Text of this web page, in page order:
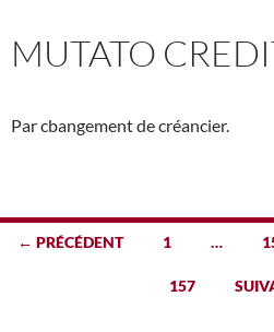
MUTATO
Par cbangement de créancier.
Navigation
← PRÉCÉDENT 1 …
157